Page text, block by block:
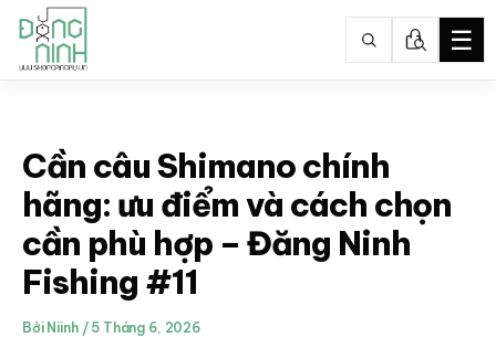
dung
☰
Cần câu Shimano chính
hãng: ưu điểm và cách chọn
cần phù hợp – Đăng Ninh
Fishing #11
Bởi Niinh / 5 Tháng 6, 2026